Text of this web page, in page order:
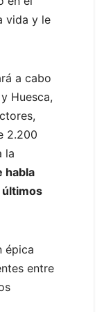
vida y le
a cabo
Huesca,
2.200
la
habla
últimos
épica
entre